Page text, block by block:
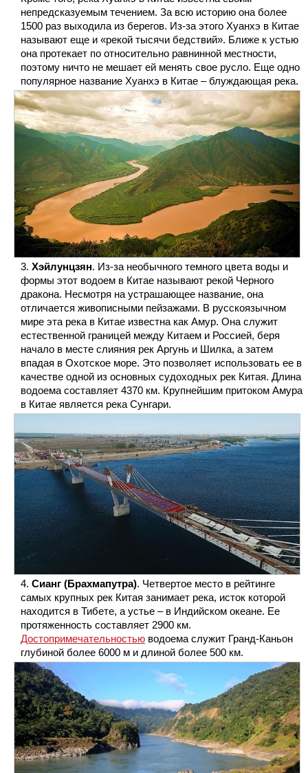
непредсказуемым течением. За всю историю она более
1500 раз выходила из берегов. Из-за этого Хуанхэ в Китае
называют еще и «рекой тысячи бедствий». Ближе к устью
она протекает по относительно равнинной местности,
поэтому ничто не мешает ей менять свое русло. Еще одно
популярное название Хуанхэ в Китае – блуждающая река.
Хэйлунцзян. Из-за необычного темного цвета воды и
формы этот водоем в Китае называют рекой Черного
дракона. Несмотря на устрашающее название, она
отличается живописными пейзажами. В русскоязычном
мире эта река в Китае известна как Амур. Она служит
естественной границей между Китаем и Россией, беря
начало в месте слияния рек Аргунь и Шилка, а затем
впадая в Охотское море. Это позволяет использовать ее в
качестве одной из основных судоходных рек Китая. Длина
водоема составляет 4370 км. Крупнейшим притоком Амура
в Китае является река Сунгари.
Сианг (Брахмапутра). Четвертое место в рейтинге
самых крупных рек Китая занимает река, исток которой
находится в Тибете, а устье – в Индийском океане. Ее
протяженность составляет 2900 км.
Достопримечательностью водоема служит Гранд-Каньон
глубиной более 6000 м и длиной более 500 км.